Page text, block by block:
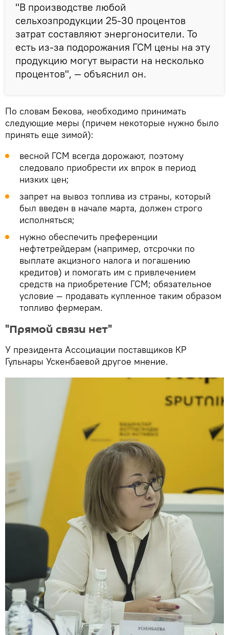
"В производстве любой
сельхозпродукции 25-30 процентов
затрат составляют энергоносители. То
есть из-за подорожания ГСМ цены на эту
продукцию могут вырасти на несколько
процентов", — объяснил он.
По словам Бекова, необходимо принимать
следующие меры (причем некоторые нужно было
принять еще зимой):
весной ГСМ всегда дорожают, поэтому
следовало приобрести их впрок в период
низких цен;
запрет на вывоз топлива из страны, который
был введен в начале марта, должен строго
исполняться;
нужно обеспечить преференции
нефтетрейдерам (например, отсрочки по
выплате акцизного налога и погашению
кредитов) и помогать им с привлечением
средств на приобретение ГСМ; обязательное
условие — продавать купленное таким образом
топливо фермерам.
"Прямой связи нет"
У президента Ассоциации поставщиков КР
Гульнары Ускенбаевой другое мнение.